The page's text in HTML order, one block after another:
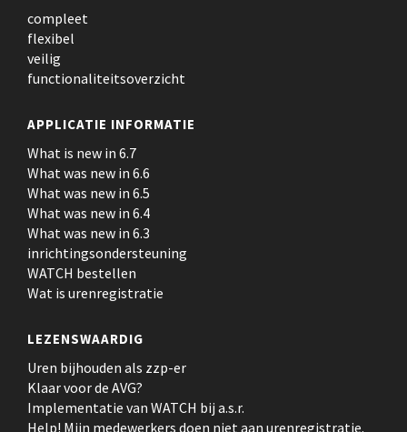
compleet
flexibel
veilig
functionaliteitsoverzicht
APPLICATIE INFORMATIE
What is new in 6.7
What was new in 6.6
What was new in 6.5
What was new in 6.4
What was new in 6.3
inrichtingsondersteuning
WATCH bestellen
Wat is urenregistratie
LEZENSWAARDIG
Uren bijhouden als zzp-er
Klaar voor de AVG?
Implementatie van WATCH bij a.s.r.
Help! Mijn medewerkers doen niet aan urenregistratie.